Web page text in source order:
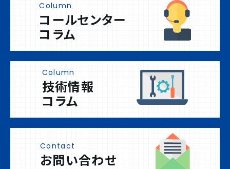
Column
コールセンター
コラム
Column
技術情報
コラム
Contact
お問い合わせ